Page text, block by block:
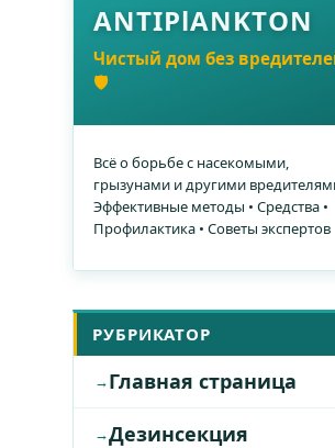
ANTIPlANKTON
Чистый дом без
🛡️
Всё о борьбе с насекомыми,
грызунами и другими
Эффективные методы • Средства •
Профилактика • Советы экспертов
РУБРИКАТОР
Главная страница
Дезинсекция